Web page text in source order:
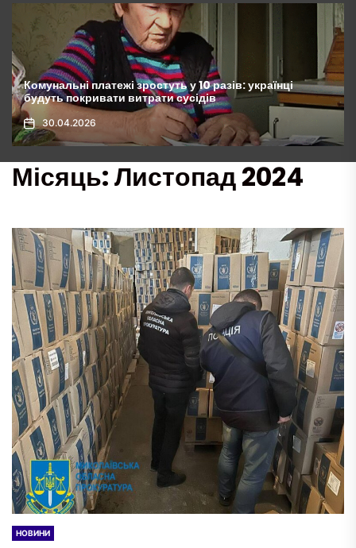
Хрускіт ззовні, соковите наповнення всередині: цей
“бутербродище” переверне ваші уявлення про
сніданки, рецепт
01.05.2026
Місяць:Листопад 2024
НОВИНИ